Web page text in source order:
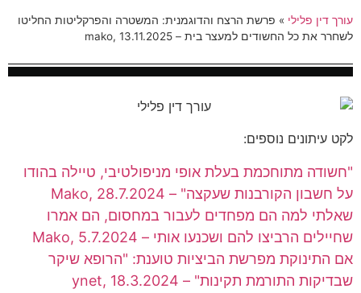
עורך דין פלילי » פרשת הרצח והדוגמנית: המשטרה והפרקליטות החליטו
לשחרר את כל החשודים למעצר בית – mako, 13.11.2025
לקט עיתונים נוספים:
"חשודה מתוחכמת בעלת אופי מניפולטיבי, טיילה בהודו
על חשבון הקורבנות שעקצה" – Mako, 28.7.2024
שאלתי למה הם מפחדים לעבור במחסום, הם אמרו
שחיילים הרביצו להם ושכנעו אותי – Mako, 5.7.2024
אם התינוקת מפרשת הביציות טוענת: "הרופא שיקר
שבדיקות התורמת תקינות" – ynet, 18.3.2024